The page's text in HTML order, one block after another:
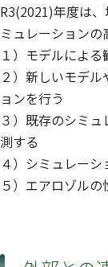
R3(2021)年度は
ミュレーションの
１）モデルによ
２）新しいモデ
ョンを行う
３）既存のシミ
測する
４）シミュレー
５）エアロゾル